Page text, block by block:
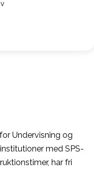
Undervisning og
med SPS-
har fri